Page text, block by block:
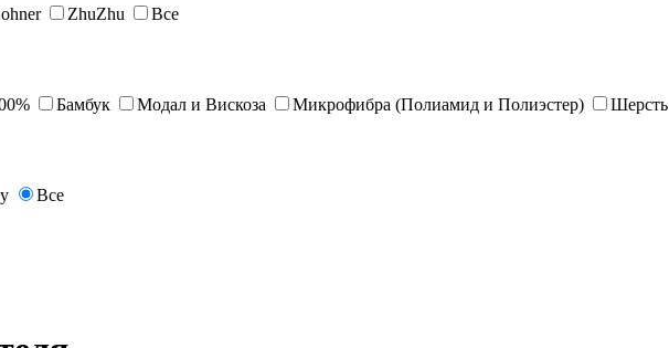
ZhuZhu Все
Бамбук Модал и Вискоза Микрофибра (Полиамид и Полиэстер) Шерсть
Все